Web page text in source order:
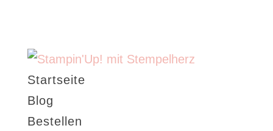
Startseite
Blog
Bestellen